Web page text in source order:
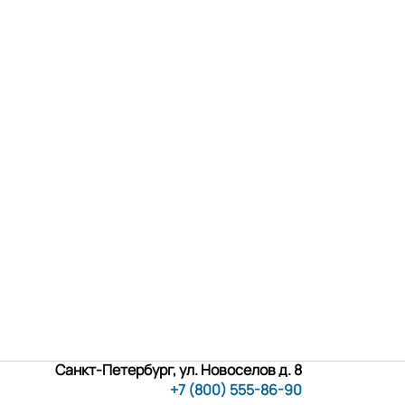
Санкт-Петербург, ул. Новоселов д. 8
+7 (800) 555-86-90